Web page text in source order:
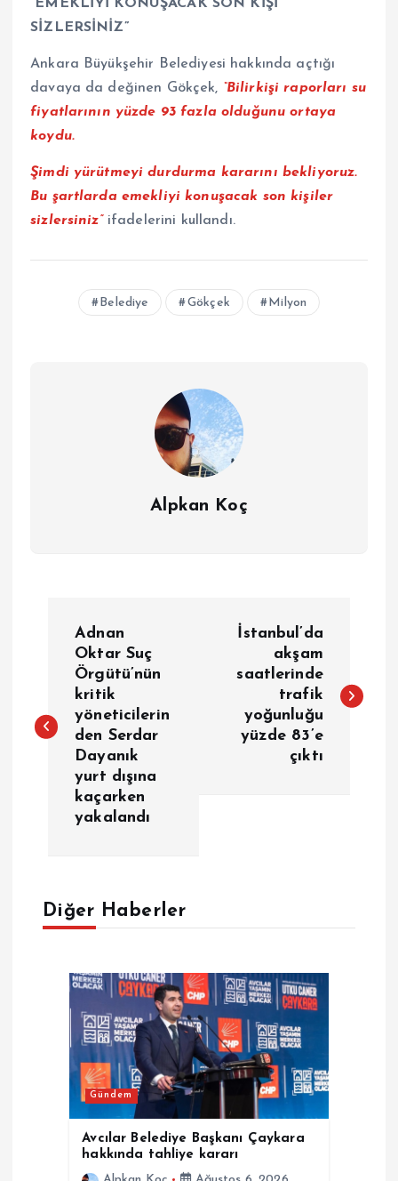
“EMEKLİYİ KONUŞACAK SON KİŞİ
SİZLERSİNİZ”
Ankara Büyükşehir Belediyesi hakkında açtığı
davaya da değinen Gökçek, “Bilirkişi raporları su
fiyatlarının yüzde 93 fazla olduğunu ortaya
koydu.
Şimdi yürütmeyi durdurma kararını bekliyoruz.
Bu şartlarda emekliyi konuşacak son kişiler
sizlersiniz”ifadelerini kullandı.
Belediye Gökçek Milyon
Alpkan Koç
z
ı
Adnan
Oktar Suç
Örgütü’nün
kritik
yöneticilerin
den Serdar
Dayanık
yurt dışına
kaçarken
yakalandı
İstanbul’da
akşam
saatlerinde
trafik
yoğunluğu
yüzde 83’e
çıktı
Diğer Haberler
Gündem
Avcılar Belediye Başkanı Çaykara
hakkında tahliye kararı